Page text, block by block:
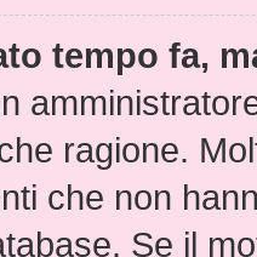
tempo fa,
ragione.
che non
Se il